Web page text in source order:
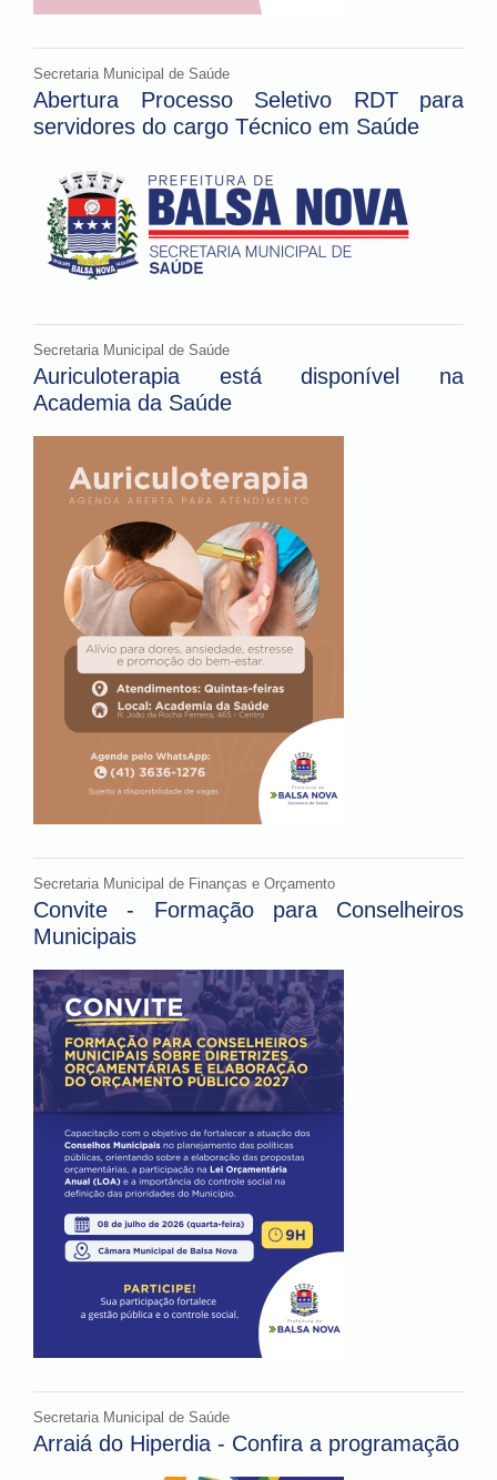
Secretaria Municipal de Saúde
Abertura Processo Seletivo RDT para
servidores do cargo Técnico em Saúde
Secretaria Municipal de Saúde
Auriculoterapia está disponível na
Academia da Saúde
Secretaria Municipal de Finanças e Orçamento
Convite - Formação para Conselheiros
Municipais
Secretaria Municipal de Saúde
Arraiá do Hiperdia - Confira a programação